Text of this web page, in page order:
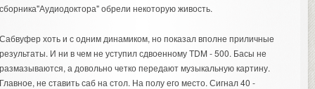
обрели некоторую живость.
хоть и с одним динамиком, но показал вполне приличные
И ни в чем не уступил сдвоенному TDM - 500. Басы не
а довольно четко передают музыкальную картину.
не ставить саб на стол. На полу его место. Сигнал 40 -